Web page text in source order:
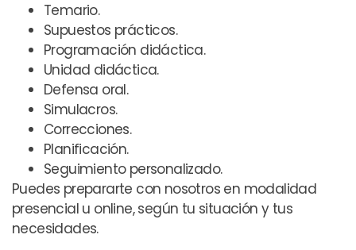
Temario.
Supuestos prácticos.
Programación didáctica.
Unidad didáctica.
Defensa oral.
Simulacros.
Correcciones.
Planificación.
Seguimiento personalizado.
Puedes prepararte con nosotros en modalidad
presencial u online, según tu situación y tus
necesidades.